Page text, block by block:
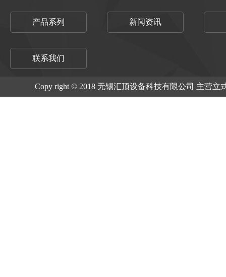
产品系列 新闻资讯
联系我们
Copy right © 2018 无锡汇顶设备科技有限公司